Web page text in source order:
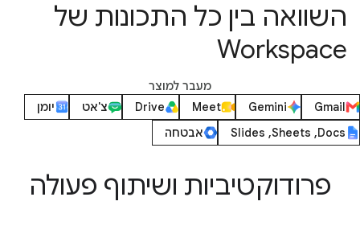
השוואה בין כל התכונות של
Workspace
מעבר למוצר
Gmail
Gemini
Meet
Drive צ'אט
יומן
Docs‏, Sheets‏, Slides
אבטחה
פרודוקטיביות ושיתוף פעולה